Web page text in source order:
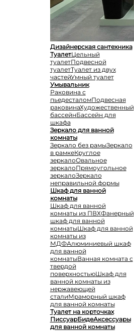
Дизайнерская сантехника
ТуалетЦельный
туалетПодвесной
туалетТуалет из двух
частейУмный туалет
Умывальник
Раковина с
пьедесталомПодвесная
раковинаХудожественный
бассейнБассейн для
шкафа
Зеркало для ванной
комнаты
Зеркало без рамыЗеркало
в рамкеКруглое
зеркалоОвальное
зеркалоПрямоугольное
зеркалоЗеркало
неправильной формы
Шкаф для ванной
комнаты
Шкаф для ванной
комнаты из ПВХФанерный
шкаф для ванной
комнатыШкаф для ванной
комнаты из
МДФАлюминиевый шкаф
для ванной
комнатыВанная комната с
твердой
поверхностьюШкаф для
ванной комнаты из
нержавеющей
сталиМраморный шкаф
для ванной комнаты
Туалет на корточках
ПиссуарБидеАксессуары
для ванной комнаты